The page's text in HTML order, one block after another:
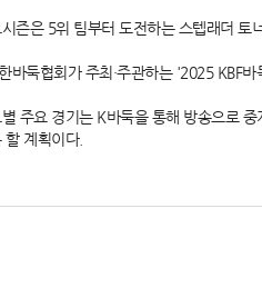
즌은 5위 팀부터 도전하는 스텝래더 토
바둑협회가 주최·주관하는 '2025 KBF
주요 경기는 K바둑을 통해 방송으로
할 계획이다.